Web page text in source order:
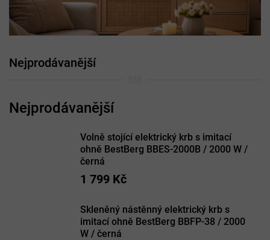
Nejprodávanější
Volně stojící elektrický krb s imitací
ohně BestBerg BBES-2000B / 2000 W /
černá
1 799 Kč
Skleněný nástěnný elektrický krb s
imitací ohně BestBerg BBFP-38 / 2000
W / černá